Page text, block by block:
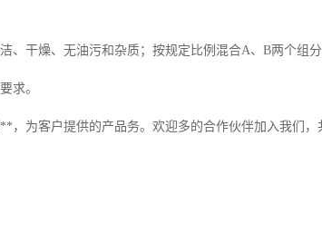
、干燥、无油污和杂质；按规定比例混合A、B两个组
求。
，为客户提供的产品务。欢迎多的合作伙伴加入我们，